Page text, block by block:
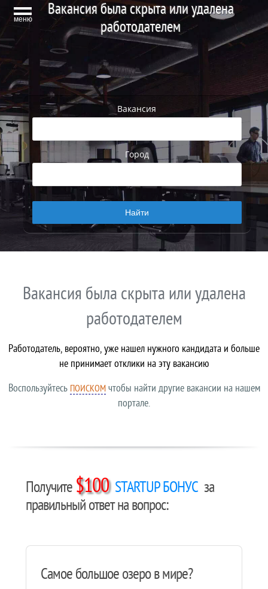
меню
Вакансия была скрыта или удалена
работодателем
Вакансия
Город
Вакансия была скрыта или удалена
работодателем
Работодатель, вероятно, уже нашел нужного кандидата и больше
не принимает отклики на эту вакансию
Воспользуйтесь ПОИСКОМчтобы найти другие вакансии на нашем
портале.
Получите $100 STARTUP БОНУС за
правильный ответ на вопрос:
Самое большое озеро в мире?